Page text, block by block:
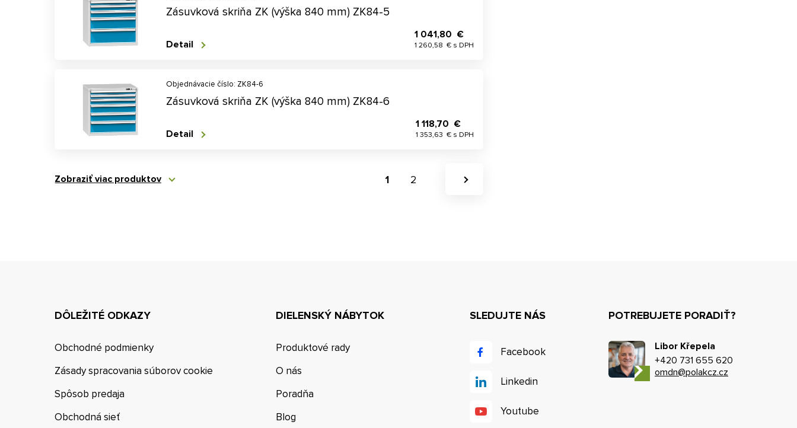
Zásuvková skriňa ZK (výška 840 mm) ZK84-5
1 041,80 €
1 260,58 € s DPH
Detail
Objednávacie číslo: ZK84-6
Zásuvková skriňa ZK (výška 840 mm) ZK84-6
1 118,70 €
1 353,63 € s DPH
Detail
Zobraziť viac produktov 1 2
DÔLEŽITÉ ODKAZY
Obchodné podmienky
Zásady spracovania súborov cookie
Spôsob predaja
Obchodná sieť
DIELENSKÝ NÁBYTOK
Produktové rady
O nás
Poradňa
Blog
SLEDUJTE NÁS
Facebook
Linkedin
Youtube
POTREBUJETE PORADIŤ?
Libor Křepela
+420 731 655 620
omdn@polakcz.cz